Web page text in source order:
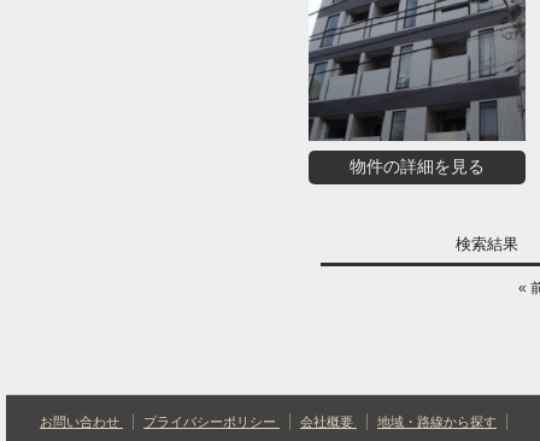
物件の詳細を見る
検索結
«
お問い合わせ プライバシーポリシー 会社概要 地域・路線から探す